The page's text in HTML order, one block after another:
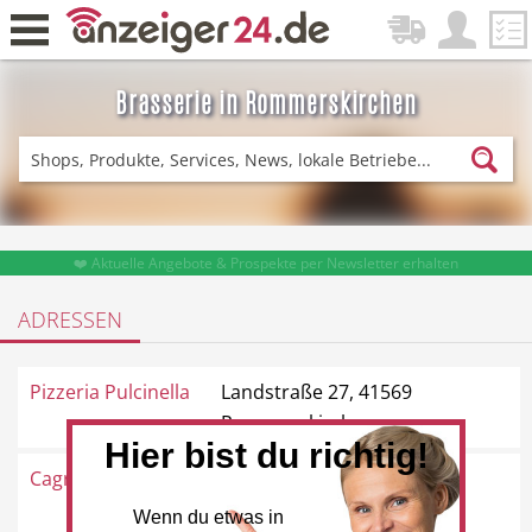
Brasserie in Rommerskirchen
Zurück
Fitness & Sport Einkaufen
DE-News News
Restaurant
❤️ Aktuelle Angebote & Prospekte per Newsletter erhalten
ADRESSEN
Pizzeria Pulcinella
Landstraße 27, 41569
Rommerskirchen
Cagras Paradeis
Venloer Straße 2, 41569
Rommerskirchen
Hier bist du richtig!
Wenn du etwas in